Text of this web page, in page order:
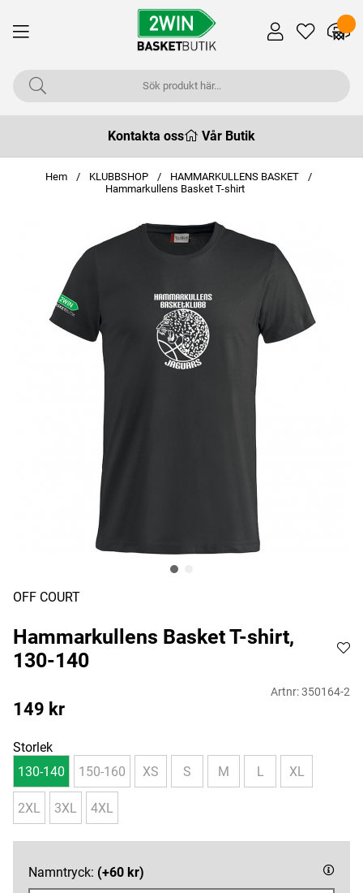
Kontakta oss Vår Butik
Hem KLUBBSHOP
HAMMARKULLENS BASKET
Hammarkullens Basket T-shirt
OFF COURT
Hammarkullens Basket T-shirt,
130-140
Artnr:350164-2
149 kr
Namntryck: (+60 kr)
Storlek
130-140
150-160 XS S M L XL
2XL 3XL 4XL